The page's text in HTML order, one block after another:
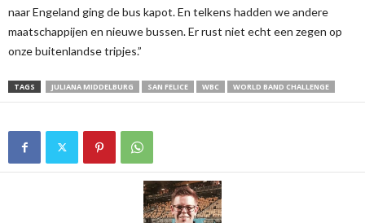
naar Engeland ging de bus kapot. En telkens hadden we andere
maatschappijen en nieuwe bussen. Er rust niet echt een zegen op
onze buitenlandse tripjes.”
TAGS JULIANA MIDDELBURG SAN FELICE WBC WORLD BAND CHALLENGE